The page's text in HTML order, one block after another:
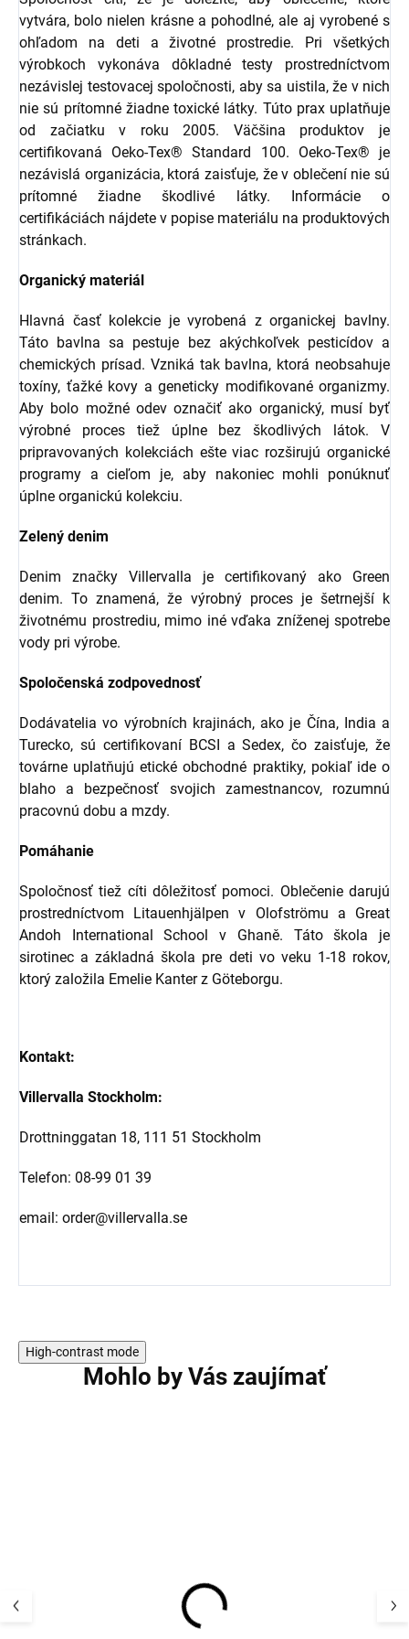
vytvára, bolo nielen krásne a pohodlné, ale aj vyrobené s
ohľadom na deti a životné prostredie. Pri všetkých
výrobkoch vykonáva dôkladné testy prostredníctvom
nezávislej testovacej spoločnosti, aby sa uistila, že v nich
nie sú prítomné žiadne toxické látky. Túto prax uplatňuje
od začiatku v roku 2005. Väčšina produktov je
certifikovaná Oeko-Tex® Standard 100. Oeko-Tex® je
nezávislá organizácia, ktorá zaisťuje, že v oblečení nie sú
prítomné žiadne škodlivé látky. Informácie o
certifikáciách nájdete v popise materiálu na produktových
stránkach.
Organický materiál
Hlavná časť kolekcie je vyrobená z organickej bavlny.
Táto bavlna sa pestuje bez akýchkoľvek pesticídov a
chemických prísad. Vzniká tak bavlna, ktorá neobsahuje
toxíny, ťažké kovy a geneticky modifikované organizmy.
Aby bolo možné odev označiť ako organický, musí byť
výrobné proces tiež úplne bez škodlivých látok. V
pripravovaných kolekciách ešte viac rozširujú organické
programy a cieľom je, aby nakoniec mohli ponúknuť
úplne organickú kolekciu.
Zelený denim
Denim značky Villervalla je certifikovaný ako Green
denim. To znamená, že výrobný proces je šetrnejší k
životnému prostrediu, mimo iné vďaka zníženej spotrebe
vody pri výrobe.
Spoločenská zodpovednosť
Dodávatelia vo výrobních krajinách, ako je Čína, India a
Turecko, sú certifikovaní BCSI a Sedex, čo zaisťuje, že
továrne uplatňujú etické obchodné praktiky, pokiaľ ide o
blaho a bezpečnosť svojich zamestnancov, rozumnú
pracovnú dobu a mzdy.
Pomáhanie
Spoločnosť tiež cíti dôležitosť pomoci. Oblečenie darujú
prostredníctvom Litauenhjälpen v Olofströmu a Great
Andoh International School v Ghaně. Táto škola je
sirotinec a základná škola pre deti vo veku 1-18 rokov,
ktorý založila Emelie Kanter z Göteborgu.
Kontakt:
Villervalla Stockholm:
Drottninggatan 18, 111 51 Stockholm
Telefon: 08-99 01 39
email: order@villervalla.se
High-contrast mode
Mohlo by Vás zaujímať